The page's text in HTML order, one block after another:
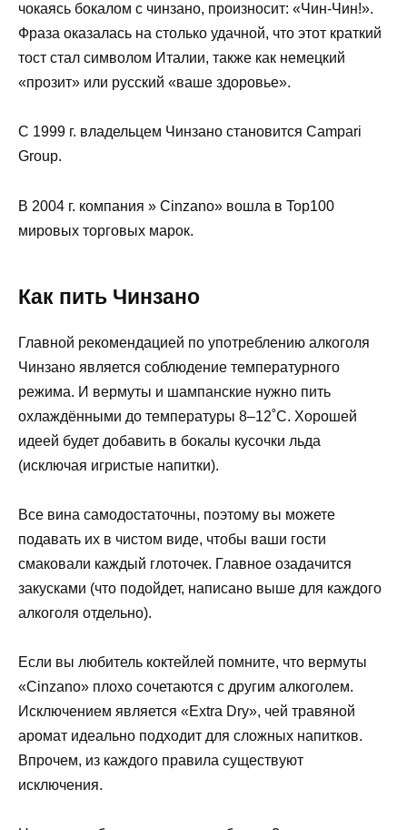
чокаясь бокалом с чинзано, произносит: «Чин-Чин!».
Фраза оказалась на столько удачной, что этот краткий
тост стал символом Италии, также как немецкий
«прозит» или русский «ваше здоровье».
C 1999 г. владельцем Чинзано становится Campari
Group.
В 2004 г. компания » Cinzano» вошла в Top100
мировых торговых марок.
Как пить Чинзано
Главной рекомендацией по употреблению алкоголя
Чинзано является соблюдение температурного
режима. И вермуты и шампанские нужно пить
охлаждёнными до температуры 8–12˚С. Хорошей
идеей будет добавить в бокалы кусочки льда
(исключая игристые напитки).
Все вина самодостаточны, поэтому вы можете
подавать их в чистом виде, чтобы ваши гости
смаковали каждый глоточек. Главное озадачится
закусками (что подойдет, написано выше для каждого
алкоголя отдельно).
Если вы любитель коктейлей помните, что вермуты
«Cinzano» плохо сочетаются с другим алкоголем.
Исключением является «Extra Dry», чей травяной
аромат идеально подходит для сложных напитков.
Впрочем, из каждого правила существуют
исключения.